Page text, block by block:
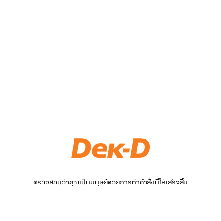
ตรวจสอบว่าคุณเป็นมนุษย์ด้วยการทำคำสั่งนี้ให้เสร็จสิ้น